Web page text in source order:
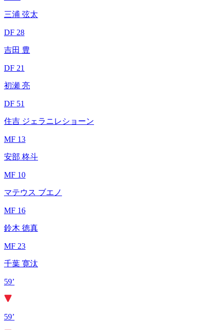
三浦 弦太
DF 28
吉田 豊
DF 21
初瀬 亮
DF 51
住吉 ジェラニレショーン
MF 13
安部 柊斗
MF 10
マテウス ブエノ
MF 16
鈴木 徳真
MF 23
千葉 寛汰
59’
59’